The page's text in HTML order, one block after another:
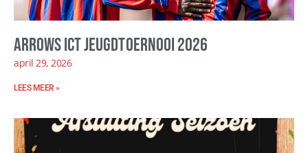
Arrows ICT Jeugdtoernooi 2026
april 29, 2026
LEES MEER »